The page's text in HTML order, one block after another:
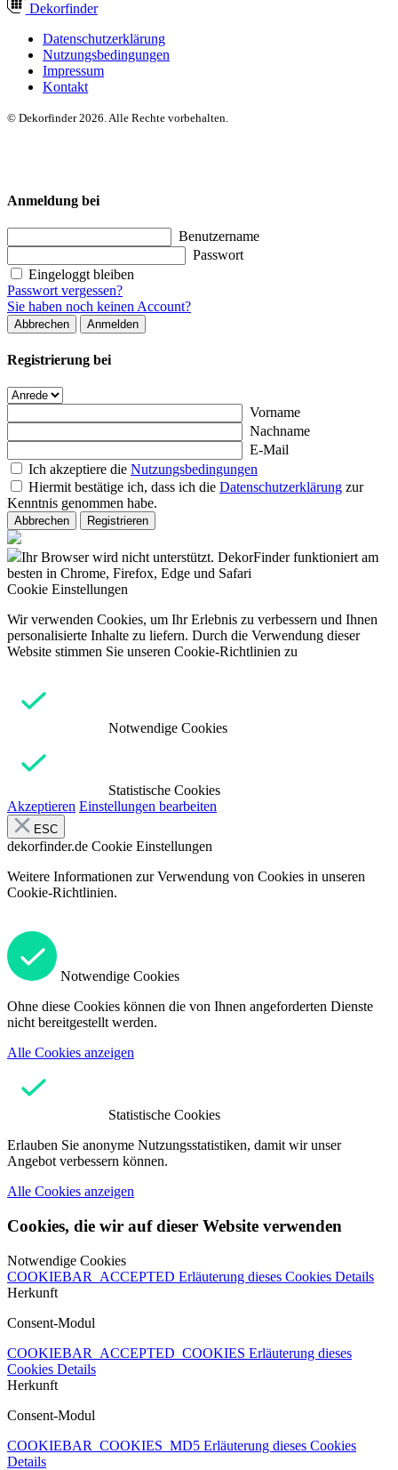
Dekorfinder
Datenschutzerklärung
Nutzungsbedingungen
Impressum
Kontakt
© Dekorfinder 2026. Alle Rechte vorbehalten.
Anmeldung bei
Benutzername
Passwort
Eingeloggt bleiben
Passwort vergessen?
Sie haben noch keinen Account?
Abbrechen Anmelden
Registrierung bei
Vorname
Nachname
E-Mail
Ich akzeptiere die Nutzungsbedingungen
Hiermit bestätige ich, dass ich die Datenschutzerklärung zur
Kenntnis genommen habe.
Abbrechen Registrieren
Ihr Browser wird nicht unterstützt. DekorFinder funktioniert am
besten in Chrome, Firefox, Edge und Safari
Cookie Einstellungen
Wir verwenden Cookies, um Ihr Erlebnis zu verbessern und Ihnen
personalisierte Inhalte zu liefern. Durch die Verwendung dieser
Website stimmen Sie unseren Cookie-Richtlinien zu
Notwendige Cookies
Statistische Cookies
Akzeptieren Einstellungen bearbeiten
ESC
dekorfinder.de Cookie Einstellungen
Weitere Informationen zur Verwendung von Cookies in unseren
Cookie-Richtlinien.
Notwendige Cookies
Ohne diese Cookies können die von Ihnen angeforderten Dienste
nicht bereitgestellt werden.
Alle Cookies anzeigen
Statistische Cookies
Erlauben Sie anonyme Nutzungsstatistiken, damit wir unser
Angebot verbessern können.
Alle Cookies anzeigen
Cookies, die wir auf dieser Website verwenden
Notwendige Cookies
COOKIEBAR_ACCEPTED Erläuterung dieses Cookies Details
Herkunft
Consent-Modul
COOKIEBAR_ACCEPTED_COOKIES Erläuterung dieses
Cookies Details
Herkunft
Consent-Modul
COOKIEBAR_COOKIES_MD5 Erläuterung dieses Cookies
Details